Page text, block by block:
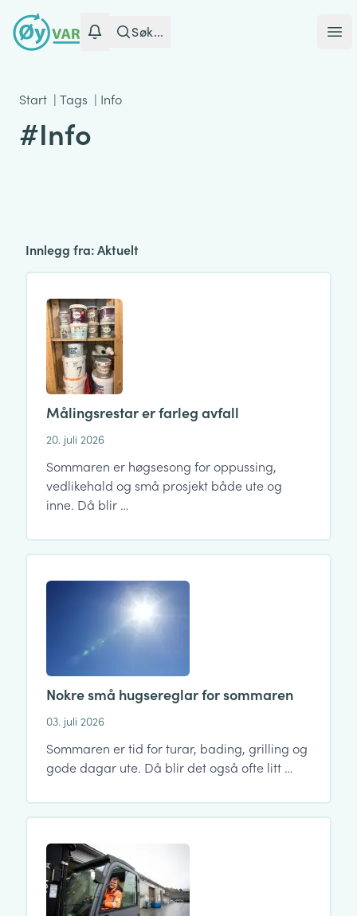
Søk...
Start | Tags | Info
#Info
Innlegg fra: Aktuelt
Målingsrestar er farleg avfall
20. juli 2026
Sommaren er høgsesong for oppussing,
vedlikehald og små prosjekt både ute og
inne. Då blir …
Nokre små hugsereglar for sommaren
03. juli 2026
Sommaren er tid for turar, bading, grilling og
gode dagar ute. Då blir det også ofte litt …